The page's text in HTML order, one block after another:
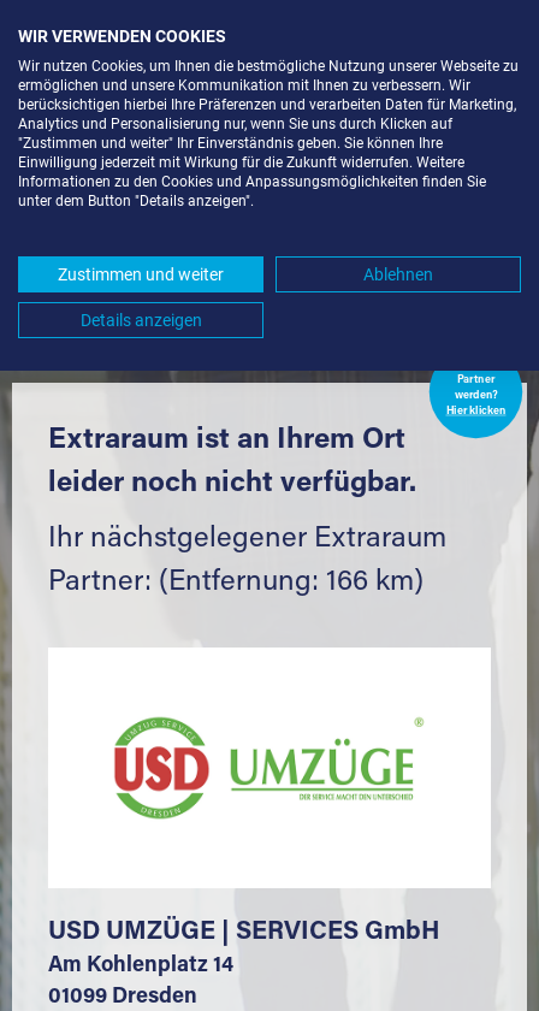
LAGERBOX IN BERLIN-KOL.
UMGEBUNG *
Komfortabel einlagern mit Extraraum
Partner
werden?
Hier klicken
Extraraum ist an Ihrem Ort
leider noch nicht verfügbar.
Ihr nächstgelegener Extraraum
Partner: (Entfernung: 166 km)
USD UMZÜGE | SERVICES GmbH
Am Kohlenplatz 14
01099 Dresden
WIR VERWENDEN COOKIES
Wir nutzen Cookies, um Ihnen die bestmögliche Nutzung unserer Webseite zu
ermöglichen und unsere Kommunikation mit Ihnen zu verbessern. Wir
berücksichtigen hierbei Ihre Präferenzen und verarbeiten Daten für Marketing,
Analytics und Personalisierung nur, wenn Sie uns durch Klicken auf
"Zustimmen und weiter" Ihr Einverständnis geben. Sie können Ihre
Einwilligung jederzeit mit Wirkung für die Zukunft widerrufen. Weitere
Informationen zu den Cookies und Anpassungsmöglichkeiten finden Sie
unter dem Button "Details anzeigen".
Zustimmen und weiter Ablehnen
Details anzeigen